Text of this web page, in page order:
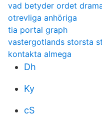
vad betyder ordet
otrevliga anhöriga
tia portal graph
vastergotlands storsta
kontakta almega
Dh
Ky
cS